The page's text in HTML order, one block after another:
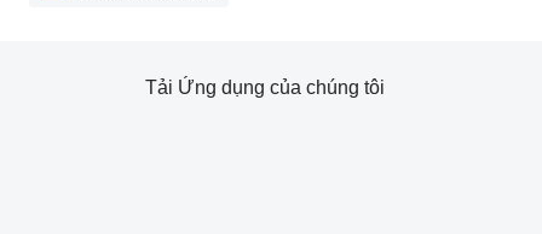
Tải Ứng dụng của chúng tôi